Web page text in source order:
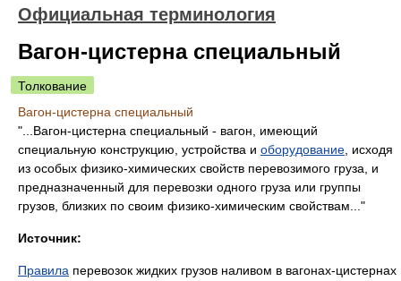
Официальная терминология
Вагон-цистерна специальный
Толкование
Вагон-цистерна специальный
"...Вагон-цистерна специальный - вагон, имеющий
специальную конструкцию, устройства и оборудование , исходя
из особых физико-химических свойств перевозимого груза, и
предназначенный для перевозки одного груза или группы
грузов, близких по своим физико-химическим свойствам..."
Источник:
Правила перевозок жидких грузов наливом в вагонах-цистернах